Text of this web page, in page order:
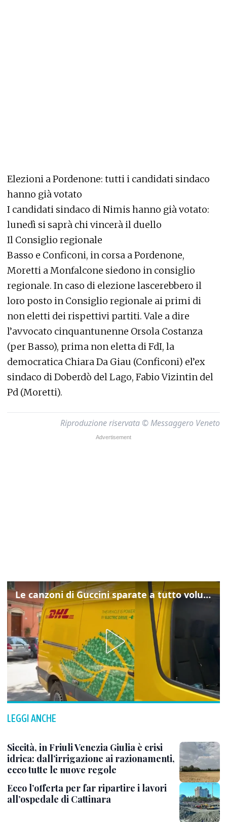
Elezioni a Pordenone: tutti i candidati sindaco
hanno già votato
I candidati sindaco di Nimis hanno già votato:
lunedì si saprà chi vincerà il duello
Il Consiglio regionale
Basso e Conficoni, in corsa a Pordenone,
Moretti a Monfalcone siedono in consiglio
regionale. In caso di elezione lascerebbero il
loro posto in Consiglio regionale ai primi di
non eletti dei rispettivi partiti. Vale a dire
l’avvocato cinquantunenne Orsola Costanza
(per Basso), prima non eletta di FdI, la
democratica Chiara Da Giau (Conficoni) el’ex
sindaco di Doberdò del Lago, Fabio Vizintin del
Pd (Moretti).
Riproduzione riservata © Messaggero Veneto
Le canzoni di Guccini sparate a tutto volume nella strada dove abitava
LEGGI ANCHE
Siccità, in Friuli Venezia Giulia è crisi
idrica: dall’irrigazione ai razionamenti,
ecco tutte le nuove regole
Ecco l’offerta per far ripartire i lavori
all’ospedale di Cattinara